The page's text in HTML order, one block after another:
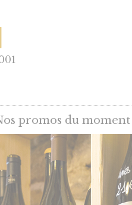
promos du moment